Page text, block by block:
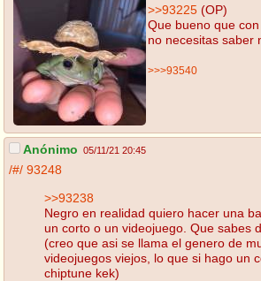
>>93225 (OP)
Que bueno que
no necesitas saber
>>>93540
Anónimo 05/11/21 20:45
/#/ 93248
>>93238
Negro en realidad quiero hacer una
un corto o un videojuego. Que sabes
(creo que asi se llama el genero de
videojuegos viejos, lo que si hago un
chiptune kek)